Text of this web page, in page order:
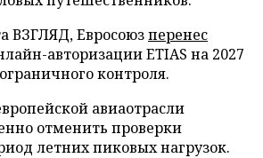
ВЗГЛЯД, Евросоюзперенес
авторизации ETIAS на 2027
контроля.
авиаотрасли
отменить проверки
летних пиковых нагрузок.